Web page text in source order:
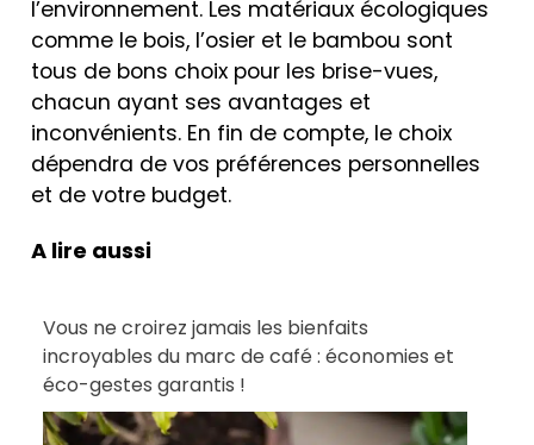
l’environnement. Les matériaux écologiques
comme le bois, l’osier et le bambou sont
tous de bons choix pour les brise-vues,
chacun ayant ses avantages et
inconvénients. En fin de compte, le choix
dépendra de vos préférences personnelles
et de votre budget.
A lire aussi
Vous ne croirez jamais les bienfaits
incroyables du marc de café : économies et
éco-gestes garantis !